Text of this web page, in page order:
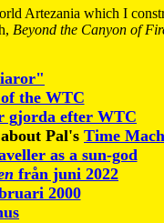
Artezania which I
Beyond the Canyon of
the WTC
gjorda efter WTC
Pal's Time
as a sun-god
från juni 2022
2000